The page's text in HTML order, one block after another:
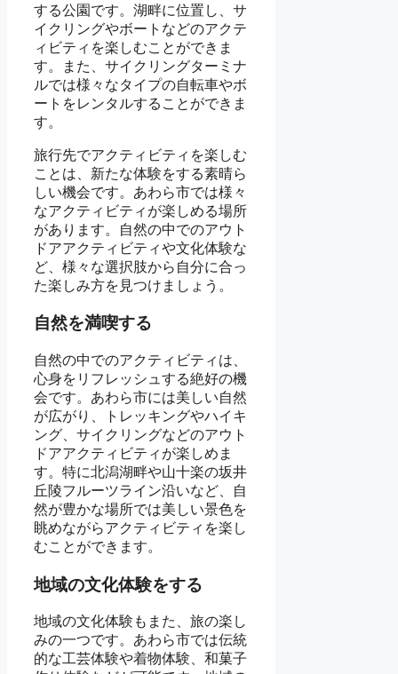
する公園です。湖畔に位置し、サ
イクリングやボートなどのアクテ
ィビティを楽しむことができま
す。また、サイクリングターミナ
ルでは様々なタイプの自転車やボ
ートをレンタルすることができま
す。
旅行先でアクティビティを楽しむ
ことは、新たな体験をする素晴ら
しい機会です。あわら市では様々
なアクティビティが楽しめる場所
があります。自然の中でのアウト
ドアアクティビティや文化体験な
ど、様々な選択肢から自分に合っ
た楽しみ方を見つけましょう。
自然を満喫する
自然の中でのアクティビティは、
心身をリフレッシュする絶好の機
会です。あわら市には美しい自然
が広がり、トレッキングやハイキ
ング、サイクリングなどのアウト
ドアアクティビティが楽しめま
す。特に北潟湖畔や山十楽の坂井
丘陵フルーツライン沿いなど、自
然が豊かな場所では美しい景色を
眺めながらアクティビティを楽し
むことができます。
地域の文化体験をする
地域の文化体験もまた、旅の楽し
みの一つです。あわら市では伝統
的な工芸体験や着物体験、和菓子